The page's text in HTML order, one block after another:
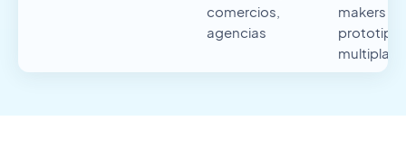
comercios,
agencias
makers